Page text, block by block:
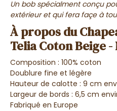
Un bob spécialment conçu
extérieur et qui fera façe à
À propos du
Telia Coton Beige
Composition : 100% coton
Doublure fine et légère
Hauteur de calotte : 9 cm
Largeur de bords : 6,5 cm
Fabriqué en Europe